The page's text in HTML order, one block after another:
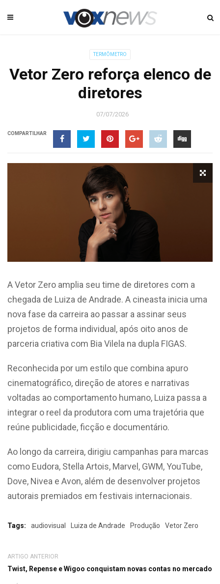
TERMÔMETRO
Vetor Zero reforça elenco de
diretores
07/07/2026
COMPARTILHAR
A Vetor Zero amplia seu time de diretores com a
chegada de Luiza de Andrade. A cineasta inicia uma
nova fase da carreira ao passar a assinar seus
projetos de forma individual, após oito anos de
parceria criativa com Bia Vilela na dupla FIGAS.
Reconhecida por um estilo que combina apuro
cinematográfico, direção de atores e narrativas
voltadas ao comportamento humano, Luiza passa a
integrar o reel da produtora com uma trajetória que
reúne publicidade, ficção e documentário.
Ao longo da carreira, dirigiu campanhas para marcas
como Eudora, Stella Artois, Marvel, GWM, YouTube,
Dove, Nivea e Avon, além de desenvolver projetos
autorais premiados em festivais internacionais.
Tags: audiovisual Luiza de Andrade Produção Vetor Zero
ARTIGO ANTERIOR
Twist, Repense e Wigoo conquistam novas contas no mercado